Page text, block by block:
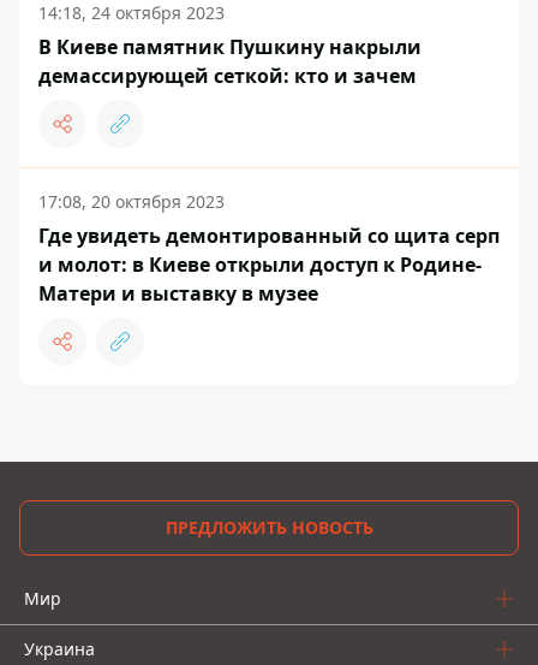
14:18, 24 октября 2023
В Киеве памятник Пушкину накрыли
демассирующей сеткой: кто и зачем
17:08, 20 октября 2023
Где увидеть демонтированный со щита серп
и молот: в Киеве открыли доступ к Родине-
Матери и выставку в музее
ПРЕДЛОЖИТЬ НОВОСТЬ
Мир
Украина